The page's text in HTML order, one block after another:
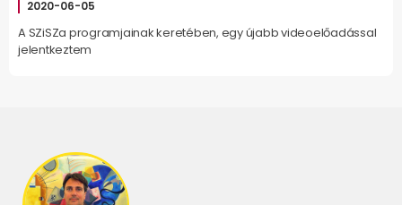
2020-06-05
A SZiSZa programjainak keretében, egy újabb videoelőadással
jelentkeztem